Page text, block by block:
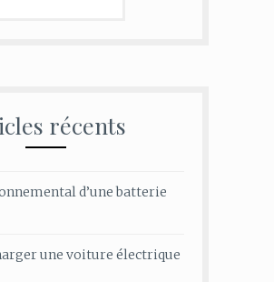
récents
d’une batterie
une voiture électrique